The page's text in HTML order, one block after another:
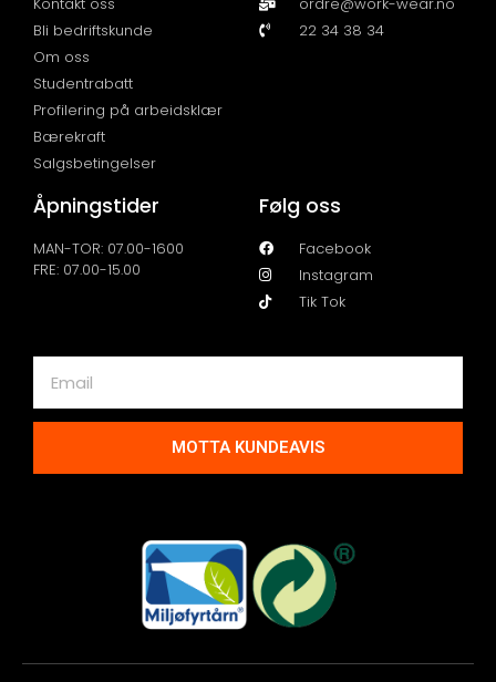
Bli bedriftskunde
Om oss
Studentrabatt
Profilering på arbeidsklær
Bærekraft
Salgsbetingelser
22 34 38 34
Åpningstider
MAN-TOR: 07.00-1600
FRE: 07.00-15.00
Følg oss
Facebook
Instagram
Tik Tok
MOTTA KUNDEAVIS